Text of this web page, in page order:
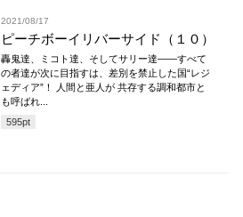
2021/08/17
ピーチボーイリバーサイド（１０）
轟鬼達、ミコト達、そしてサリー達――すべて
の者達が次に目指すは、差別を禁止した国“レジ
ェディア”！ 人間と亜人が 共存する調和都市と
も呼ばれ...
595pt